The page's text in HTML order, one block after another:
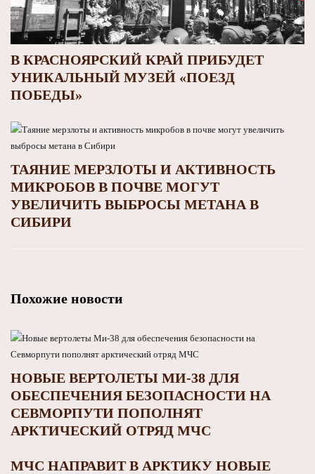
В КРАСНОЯРСКИЙ КРАЙ ПРИБУДЕТ
УНИКАЛЬНЫЙ МУЗЕЙ «ПОЕЗД
ПОБЕДЫ»
ТАЯНИЕ МЕРЗЛОТЫ И АКТИВНОСТЬ
МИКРОБОВ В ПОЧВЕ МОГУТ
УВЕЛИЧИТЬ ВЫБРОСЫ МЕТАНА В
СИБИРИ
Похожие новости
НОВЫЕ ВЕРТОЛЕТЫ МИ-38 ДЛЯ
ОБЕСПЕЧЕНИЯ БЕЗОПАСНОСТИ НА
СЕВМОРПУТИ ПОПОЛНЯТ
АРКТИЧЕСКИЙ ОТРЯД МЧС
МЧС НАПРАВИТ В АРКТИКУ НОВЫЕ